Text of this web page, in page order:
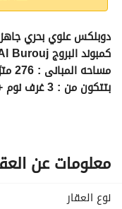
كمبوند البروج Al Burouj - مدينة الشروق
مساحه المبانى : 276 مترًا
بتتكون من : 3 غرف نوم + 4 حمام
بموقع مميز داخل
تشطيب كامل Fully finished
جاهزة للاستلام الفوري
معلومات عن
نوع العقار